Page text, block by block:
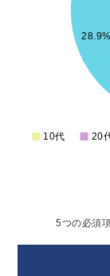
28.9%
10代 20
5つの必須